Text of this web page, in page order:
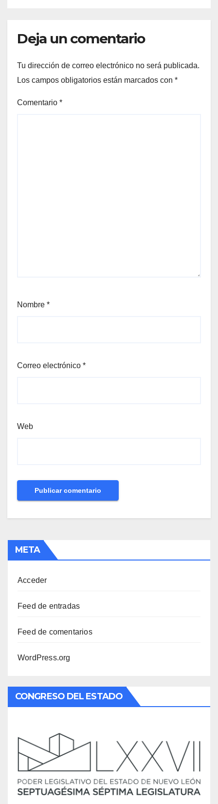
Deja un comentario
Tu dirección de correo electrónico no será publicada.
Los campos obligatorios están marcados con *
Comentario *
Nombre *
Correo electrónico *
Web
META
Acceder
Feed de entradas
Feed de comentarios
WordPress.org
CONGRESO DEL ESTADO